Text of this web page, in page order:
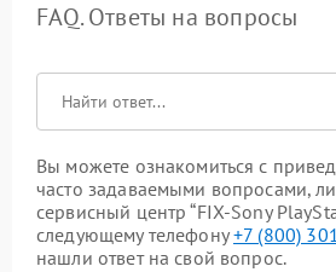
FAQ. Ответы на вопросы
Вы можете ознакомиться с
часто задаваемыми вопросами,
сервисный центр “FIX-Sony
следующему телефону+7 (800)
нашли ответ на свой вопрос.